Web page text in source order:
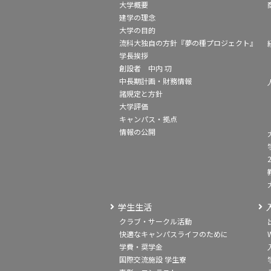
大学概要
建学の理念
大学の目的
流科大独自の方針『夢の種プロジェクト』
学長挨拶
創設者 中内 㓛
中長期計画・財務情報
諸規定と方針
大学評価
キャンパス・拠点
情報の公開
学生生活
クラブ・サークル活動
快適なキャンパスライフのために
学費・奨学金
国際交流施設 学生寮